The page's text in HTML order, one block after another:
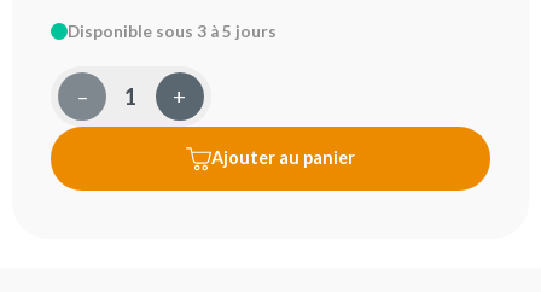
Disponible sous 3 à 5 jours
– +
Ajouter au panier